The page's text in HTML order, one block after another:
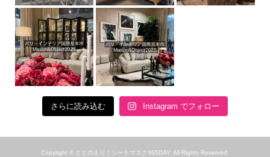
さらに読み込む Instagram でフォロー
Copyright © ととのえり｜シートマスク365DAY. All Rights Reserved.